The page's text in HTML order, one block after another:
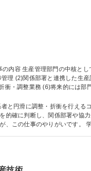
整業務 (6)将来的には部門運営と
と円滑に調整・折衝を行える
です。 学歴・資格 学歴：大学院 大